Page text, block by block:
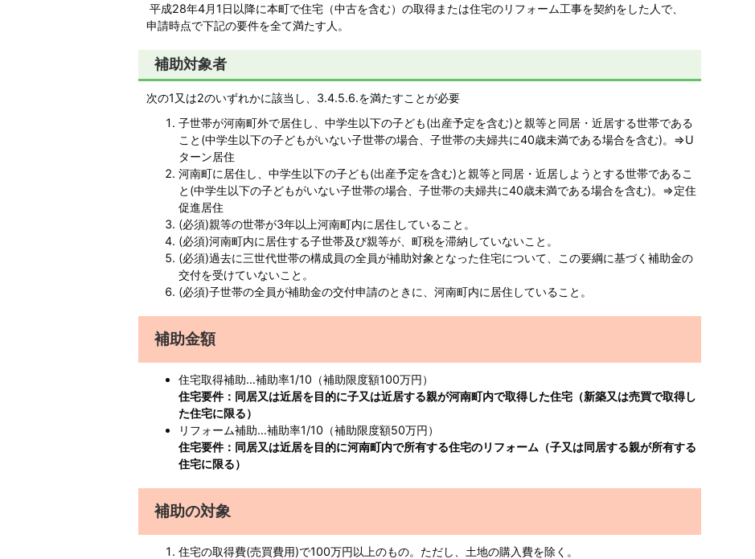
平成28年4月1日以降に本町で住宅（中古を含む）の取得または住宅のリフォーム工事を契約をした人で、
申請時点で下記の要件を全て満たす人。
補助対象者
次の1又は2のいずれかに該当し、3.4.5.6.を満たすことが必要
子世帯が河南町外で居住し、中学生以下の子ども(出産予定を含む)と親等と同居・近居する世帯である
こと(中学生以下の子どもがいない子世帯の場合、子世帯の夫婦共に40歳未満である場合を含む)。⇒U
ターン居住
河南町に居住し、中学生以下の子ども(出産予定を含む)と親等と同居・近居しようとする世帯であるこ
と(中学生以下の子どもがいない子世帯の場合、子世帯の夫婦共に40歳未満である場合を含む)。⇒定住
促進居住
(必須)親等の世帯が3年以上河南町内に居住していること。
(必須)河南町内に居住する子世帯及び親等が、町税を滞納していないこと。
(必須)過去に三世代世帯の構成員の全員が補助対象となった住宅について、この要綱に基づく補助金の
交付を受けていないこと。
(必須)子世帯の全員が補助金の交付申請のときに、河南町内に居住していること。
補助金額
住宅取得補助…補助率1/10（補助限度額100万円）
住宅要件：同居又は近居を目的に子又は近居する親が河南町内で取得した住宅（新築又は売買で取得し
た住宅に限る）
リフォーム補助…補助率1/10（補助限度額50万円）
住宅要件：同居又は近居を目的に河南町内で所有する住宅のリフォーム（子又は同居する親が所有する
住宅に限る）
補助の対象
住宅の取得費(売買費用)で100万円以上のもの。ただし、土地の購入費を除く。